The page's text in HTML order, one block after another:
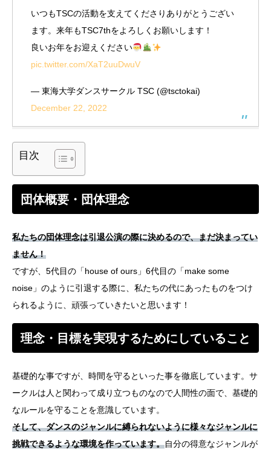
いつもTSCの活動を支えてくださりありがとうござい
ます。来年もTSC7thをよろしくお願いします！
良いお年をお迎えください
pic.twitter.com/XaT2uuDwuV
— 東海大学ダンスサークル TSC (@tsctokai)
December 22, 2022
目次
団体概要・団体理念
私たちの団体理念は引退公演の際に決めるので、まだ決まってい
ません！
ですが、5代目の「house of ours」6代目の「make some
noise」のように引退する際に、私たちの代にあったものをつけ
られるように、頑張っていきたいと思います！
理念・目標を実現するためにしていること
基礎的な事ですが、時間を守るといった事を徹底しています。サ
ークルは人と関わって成り立つものなので人間性の面で、基礎的
なルールを守ることを意識しています。
そして、ダンスのジャンルに縛られないように様々なジャンルに
挑戦できるような環境を作っています。自分の得意なジャンルが